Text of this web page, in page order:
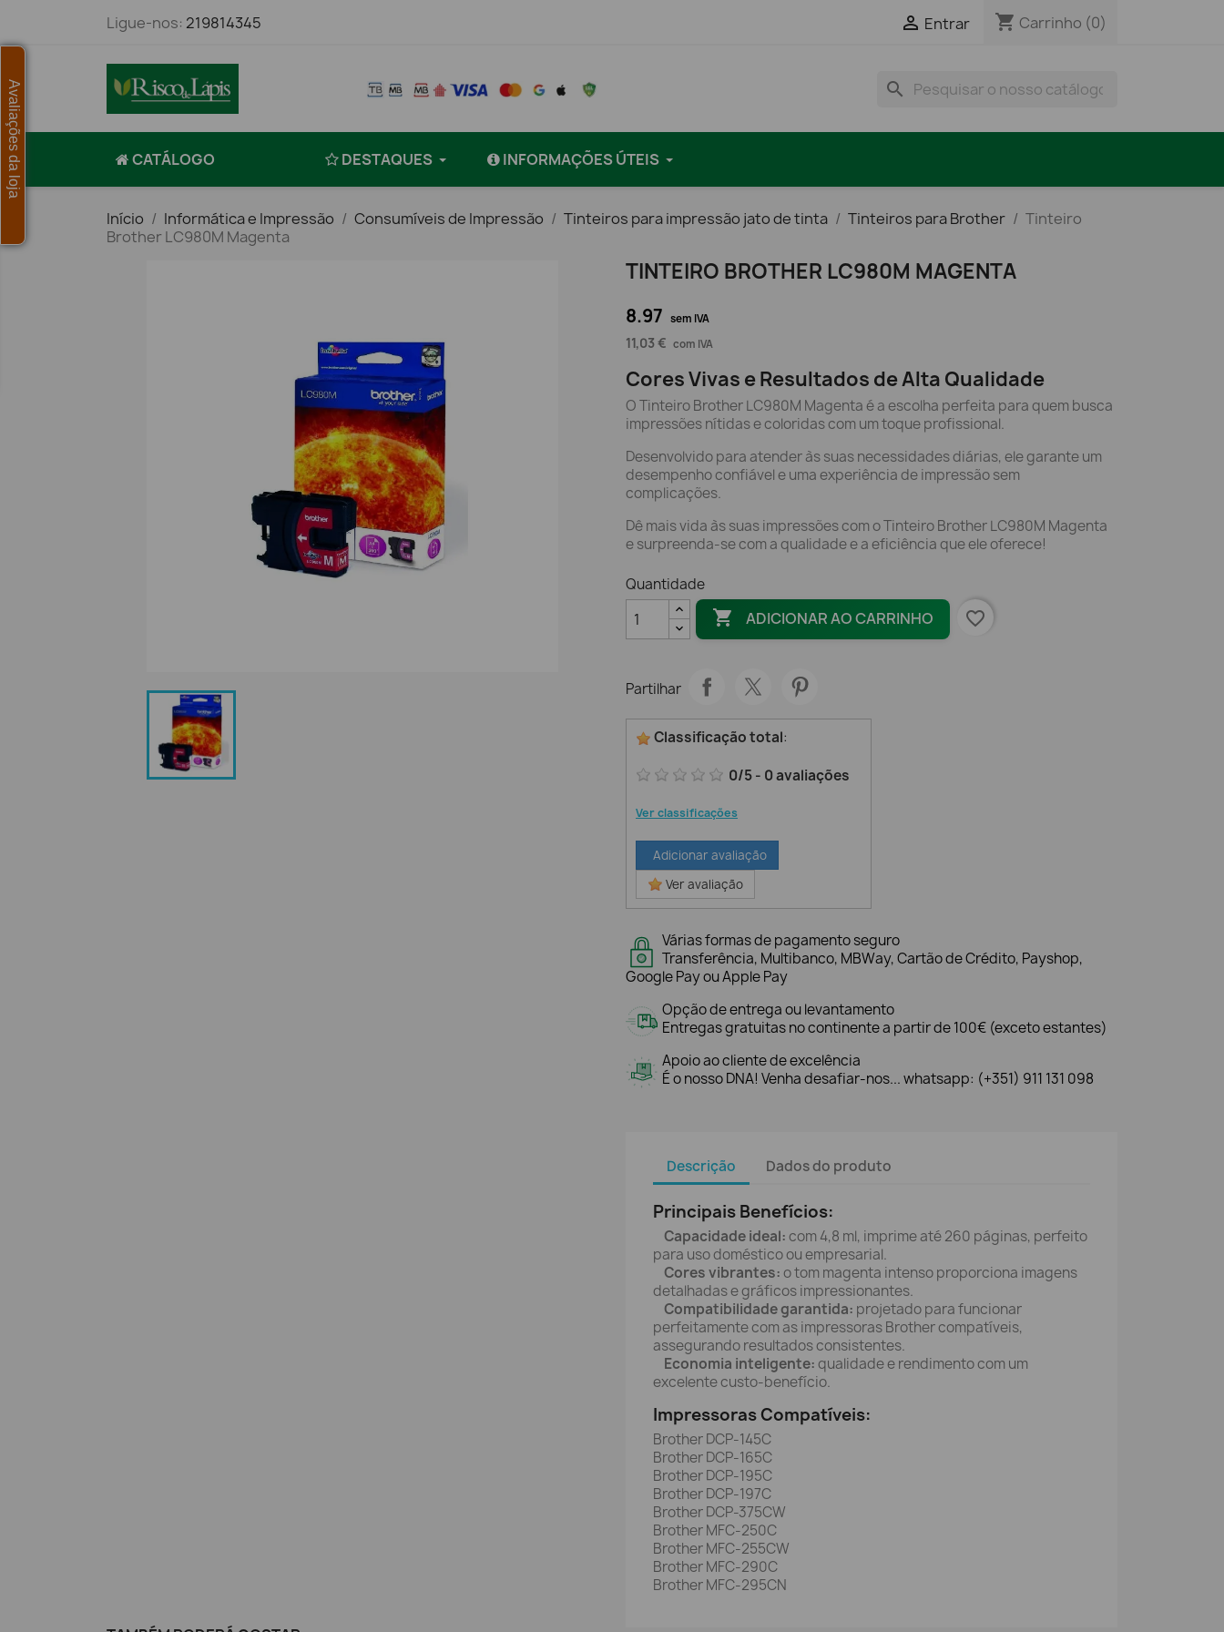
Ligue-nos: 219814345  Entrar shopping_cart Carrinho (0)
search
CATÁLOGO DESTAQUES INFORMAÇÕES ÚTEIS
Início Informática e Impressão Consumíveis de Impressão Tinteiros para impressão jato de tinta Tinteiros para Brother
Tinteiro
Brother LC980M Magenta
TINTEIRO BROTHER LC980M MAGENTA
8.97 sem IVA
11,03 € com IVA
Cores Vivas e Resultados de Alta Qualidade
O Tinteiro Brother LC980M Magenta é a escolha perfeita para quem busca
impressões nítidas e coloridas com um toque profissional.
Desenvolvido para atender às suas necessidades diárias, ele garante um
desempenho confiável e uma experiência de impressão sem
complicações.
Dê mais vida às suas impressões com o Tinteiro Brother LC980M Magenta
e surpreenda-se com a qualidade e a eficiência que ele oferece!
Quantidade
 ADICIONAR AO CARRINHO favorite_border
Partilhar
Classificação total:
0/5- 0avaliações
Ver classificações
Adicionar avaliação
Ver avaliação
Várias formas de pagamento seguro
Transferência, Multibanco, MBWay, Cartão de Crédito, Payshop,
Google Pay ou Apple Pay
Opção de entrega ou levantamento
Entregas gratuitas no continente a partir de 100€ (exceto estantes)
Apoio ao cliente de excelência
É o nosso DNA! Venha desafiar-nos... whatsapp: (+351) 911 131 098
Descrição Dados do produto
Principais Benefícios:
Capacidade ideal:com 4,8 ml, imprime até 260 páginas, perfeito
para uso doméstico ou empresarial.
Cores vibrantes:o tom magenta intenso proporciona imagens
detalhadas e gráficos impressionantes.
Compatibilidade garantida: projetado para funcionar
perfeitamente com as impressoras Brother compatíveis,
assegurando resultados consistentes.
Economia inteligente:qualidade e rendimento com um
excelente custo-benefício.
Impressoras Compatíveis:
Brother DCP-145C
Brother DCP-165C
Brother DCP-195C
Brother DCP-197C
Brother DCP-375CW
Brother MFC-250C
Brother MFC-255CW
Brother MFC-290C
Brother MFC-295CN
Avaliações da loja